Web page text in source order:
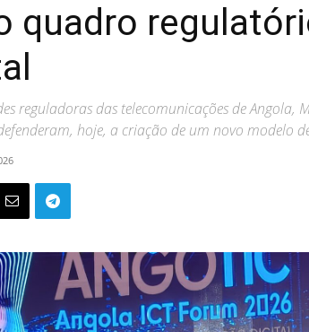
quadro
reguladoras das telecomunicações de Angola,
hoje, a criação de um novo modelo